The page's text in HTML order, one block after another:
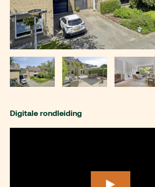
Digitale rondleiding